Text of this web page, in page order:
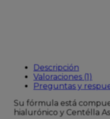
Descripción
Valoraciones (1)
Preguntas y
Su fórmula está
hialurónico y Centélla